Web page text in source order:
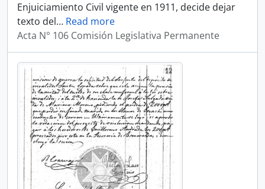
Enjuiciamiento Civil vigente en 1911, decide dejar
texto del… Read more
Acta N° 106 Comisión Legislativa Permanente